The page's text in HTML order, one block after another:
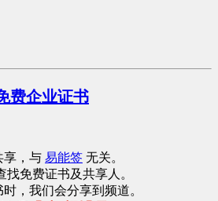
费企业证书
享，与 易能签 无关。
找免费证书及共享人。
，我们会分享到频道。